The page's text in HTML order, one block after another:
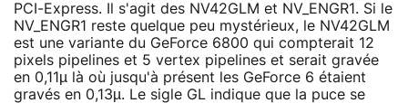
PCI-Express. Il s'agit des NV42GLM et NV_ENGR1. Si le
NV_ENGR1 reste quelque peu mystérieux, le NV42GLM
est une variante du GeForce 6800 qui compterait 12
pixels pipelines et 5 vertex pipelines et serait gravée
en 0,11µ là où jusqu'à présent les GeForce 6 étaient
gravés en 0,13µ. Le sigle GL indique que la puce se